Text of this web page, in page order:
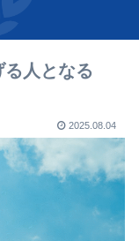
人となる
2025.08.04